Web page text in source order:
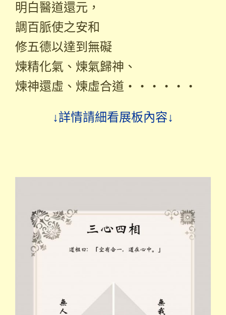
明白醫道還元，
調百脈使之安和
修五德以達到無礙
煉精化氣、煉氣歸神、
煉神還虛、煉虛合道‧‧‧‧‧‧
↓詳情請細看展板內容↓